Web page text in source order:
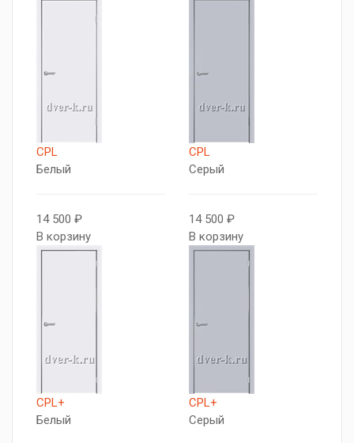
CPL
Белый
14 500 ₽
В корзину
CPL
Серый
14 500 ₽
В корзину
CPL+
Белый
CPL+
Серый